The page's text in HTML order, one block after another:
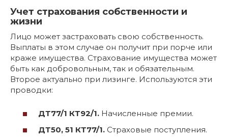
Учет страхования собственности и
жизни
Лицо может застраховать свою собственность.
Выплаты в этом случае он получит при порче или
краже имущества. Страхование имущества может
быть как добровольным, так и обязательным.
Второе актуально при лизинге. Используются эти
проводки:
ДТ77/1 КТ92/1. Начисленные премии.
ДТ50, 51 КТ77/1. Страховые поступления.